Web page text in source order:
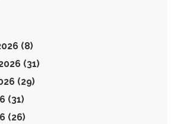
(8)
(31)
(29)
(31)
(26)